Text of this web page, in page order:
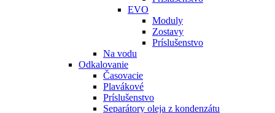
EVO
Moduly
Zostavy
Príslušenstvo
Na vodu
Odkalovanie
Časovacie
Plavákové
Príslušenstvo
Separátory oleja z kondenzátu